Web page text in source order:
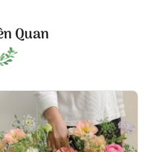
Quan